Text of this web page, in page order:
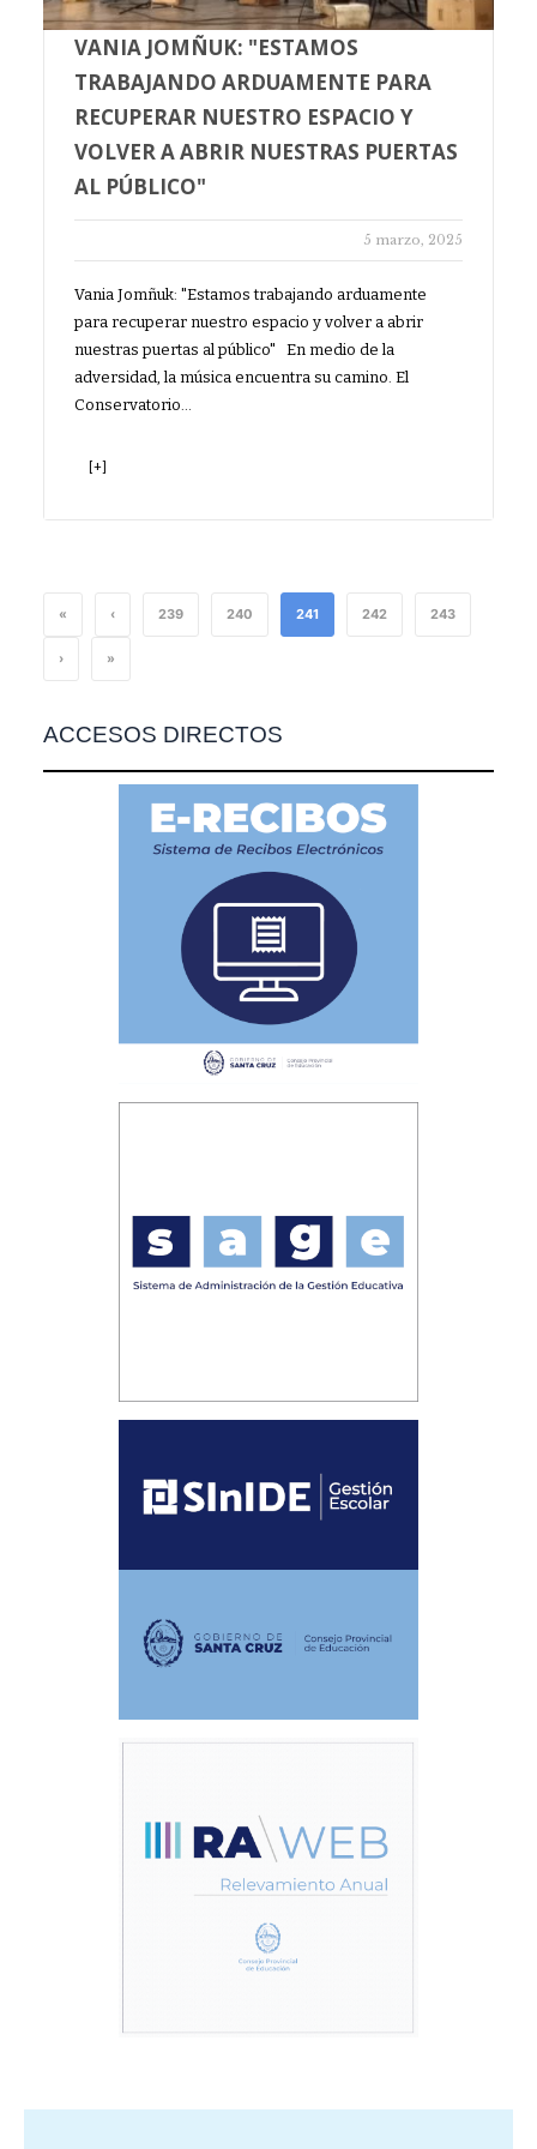
VANIA JOMÑUK: "ESTAMOS
TRABAJANDO ARDUAMENTE PARA
RECUPERAR NUESTRO ESPACIO Y
VOLVER A ABRIR NUESTRAS PUERTAS
AL PÚBLICO"
5 marzo, 2025
Vania Jomñuk: "Estamos trabajando arduamente
para recuperar nuestro espacio y volver a abrir
nuestras puertas al público" En medio de la
adversidad, la música encuentra su camino. El
Conservatorio…
[+]
« ‹ 239 240 241 242 243
› »
ACCESOS DIRECTOS